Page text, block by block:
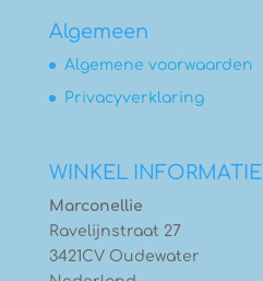
Algemeen
Algemene voorwaarden
Privacyverklaring
WINKEL INFORMATIE
Marconellie
Ravelijnstraat 27
3421CV Oudewater